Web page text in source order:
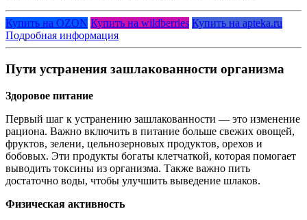
Купить на OZON Купить на wildberries Купить на apteka.ru
Подробная информация
Пути устранения зашлакованности организма
Здоровое питание
Первый шаг к устранению зашлакованности — это изменение
рациона. Важно включить в питание больше свежих овощей,
фруктов, зелени, цельнозерновых продуктов, орехов и
бобовых. Эти продукты богаты клетчаткой, которая помогает
выводить токсины из организма. Также важно пить
достаточно воды, чтобы улучшить выведение шлаков.
Физическая активность